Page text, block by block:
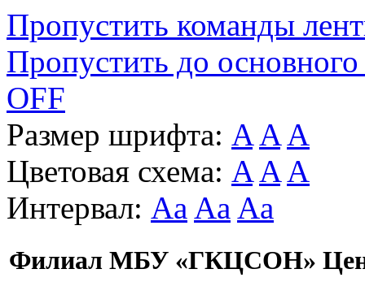
Пропустить команды
Пропустить до основного
OFF
Размер шрифта: A A A
Цветовая схема: A A A
Интервал: Aa Aa Aa
Филиал МБУ «ГКЦСОН»